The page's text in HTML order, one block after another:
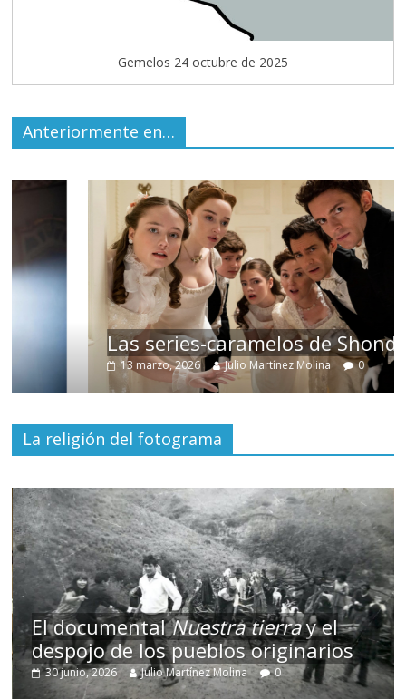
Gemelos 24 octubre de 2025
Anteriormente en…
Las series-caramelos de Shondaland
13 marzo, 2026 Julio Martínez Molina 0
La religión del fotograma
El documentalNuestra tierray el
despojo de los pueblos originarios
30 junio, 2026 Julio Martínez Molina 0